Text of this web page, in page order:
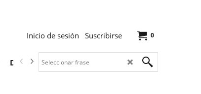
0
Inicio de sesión Suscribirse
Descargas